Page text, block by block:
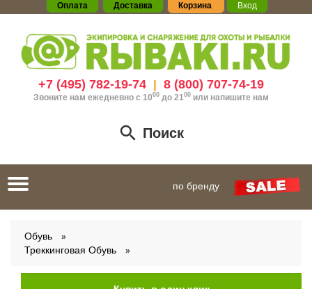
Оплата Доставка Корзина Вход
+7 (495) 782-19-74| 8 (800) 707-74-19
Звоните нам ежедневно с 1000до 21 00 или напишите нам
Поиск
Toggle
navigation
по бренду
Обувь
Треккинговая Обувь